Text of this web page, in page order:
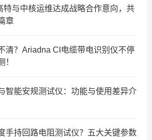
特与中核运维达成战略合作意向，共
章
清？Ariadna CI电缆带电识别仪不停
！
智能安规测试仪：功能与使用差异介
手持回路电阻测试仪？五大关键参数